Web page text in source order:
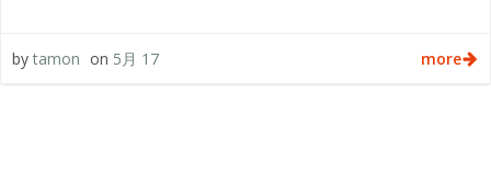
by tamon on 5月 17 more